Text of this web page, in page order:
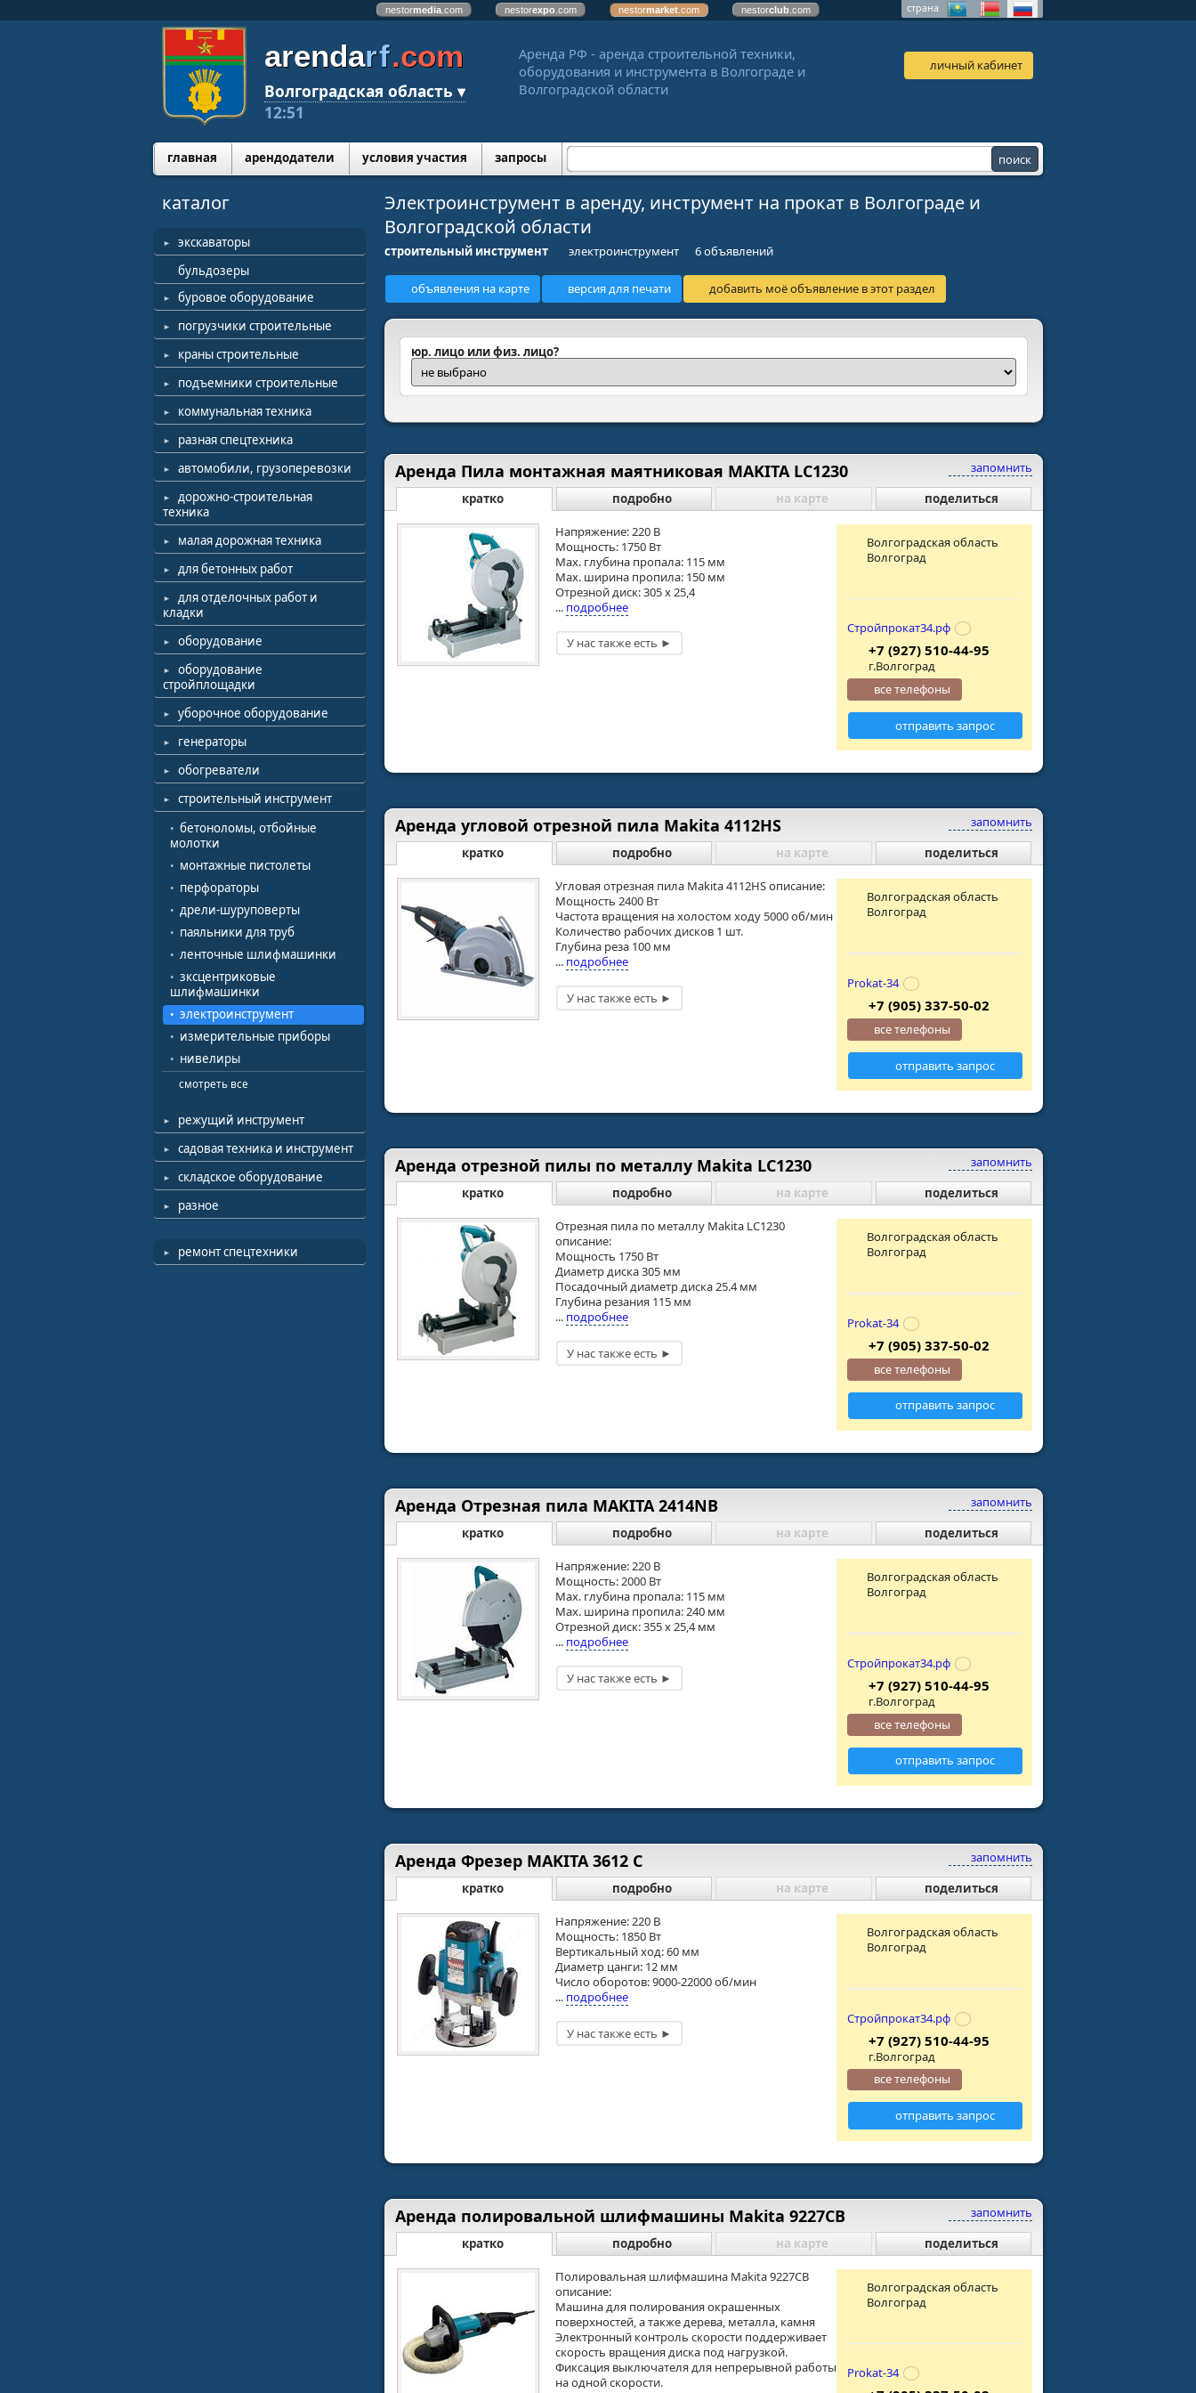
nestormedia .com nestorexpo .com nestormarket .com nestorclub .com страна
arendarf.com
Волгоградская область ▾
12:51
Аренда РФ - аренда строительной техники,
оборудования и инструмента в Волгограде и
Волгоградской области
личный кабинет
главная арендодатели условия участия запросы
каталог
экскаваторы
бульдозеры
буровое оборудование
погрузчики строительные
краны строительные
подъемники строительные
коммунальная техника
разная спецтехника
автомобили, грузоперевозки
дорожно-строительная
техника
малая дорожная техника
для бетонных работ
для отделочных работ и
кладки
оборудование
оборудование
стройплощадки
уборочное оборудование
генераторы
обогреватели
строительный инструмент
бетоноломы, отбойные
молотки
монтажные пистолеты
перфораторы
дрели-шуруповерты
паяльники для труб
ленточные шлифмашинки
зксцентриковые
шлифмашинки
электроинструмент
измерительные приборы
нивелиры
смотреть все
режущий инструмент
садовая техника и инструмент
складское оборудование
разное
ремонт спецтехники
Электроинструмент в аренду, инструмент на прокат в Волгограде и
Волгоградской области
строительный инструмент электроинструмент 6 объявлений
объявления на карте версия для печати добавить моё объявление в этот раздел
юр. лицо или физ. лицо?
запомнить
Аренда Пила монтажная маятниковая MAKITA LC1230
кратко подробно на карте поделиться
Напряжение: 220 В
Мощность: 1750 Вт
Max. глубина пропала: 115 мм
Max. ширина пропила: 150 мм
Отрезной диск: 305 х 25,4
... подробнее
Волгоградская область
Волгоград
Стройпрокат34.рф
+7 (927) 510-44-95
г.Волгоград
все телефоны
отправить запрос
запомнить
Аренда угловой отрезной пила Makita 4112HS
кратко подробно на карте поделиться
Угловая отрезная пила Makita 4112HS описание:
Мощность 2400 Вт
Частота вращения на холостом ходу 5000 об/мин
Количество рабочих дисков 1 шт.
Глубина реза 100 мм
... подробнее
Волгоградская область
Волгоград
Prokat-34
+7 (905) 337-50-02
все телефоны
отправить запрос
запомнить
Аренда отрезной пилы по металлу Makita LC1230
кратко подробно на карте поделиться
Отрезная пила по металлу Makita LC1230
описание:
Мощность 1750 Вт
Диаметр диска 305 мм
Посадочный диаметр диска 25.4 мм
Глубина резания 115 мм
... подробнее
Волгоградская область
Волгоград
Prokat-34
+7 (905) 337-50-02
все телефоны
отправить запрос
запомнить
Аренда Отрезная пила MAKITA 2414NB
кратко подробно на карте поделиться
Напряжение: 220 В
Мощность: 2000 Вт
Max. глубина пропала: 115 мм
Max. ширина пропила: 240 мм
Отрезной диск: 355 х 25,4 мм
... подробнее
Волгоградская область
Волгоград
Стройпрокат34.рф
+7 (927) 510-44-95
г.Волгоград
все телефоны
отправить запрос
запомнить
Аренда Фрезер MAKITA 3612 С
кратко подробно на карте поделиться
Напряжение: 220 В
Мощность: 1850 Вт
Вертикальный ход: 60 мм
Диаметр цанги: 12 мм
Число оборотов: 9000-22000 об/мин
... подробнее
Волгоградская область
Волгоград
Стройпрокат34.рф
+7 (927) 510-44-95
г.Волгоград
все телефоны
отправить запрос
запомнить
Аренда полировальной шлифмашины Makita 9227CB
кратко подробно на карте поделиться
Полировальная шлифмашина Makita 9227CB
описание:
Машина для полирования окрашенных
поверхностей, а также дерева, металла, камня
Электронный контроль скорости поддерживает
скорость вращения диска под нагрузкой.
Фиксация выключателя для непрерывной работы
на одной скорости.
Волгоградская область
Волгоград
Prokat-34